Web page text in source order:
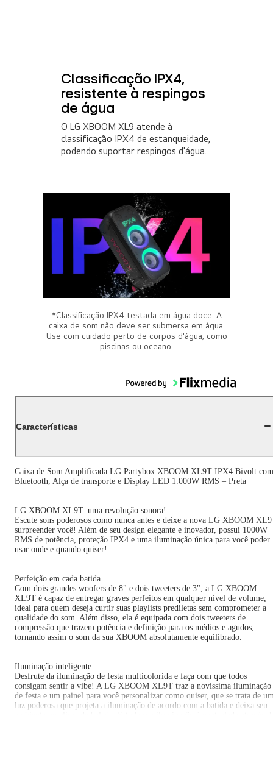
Classificação IPX4,
resistente à respingos
de água
O LG XBOOM XL9 atende à
classificação IPX4 de estanqueidade,
podendo suportar respingos d'água.
*Classificação IPX4 testada em água doce. A
caixa de som não deve ser submersa em água.
Use com cuidado perto de corpos d'água, como
piscinas ou oceano.
Características
Caixa de Som Amplificada LG Partybox XBOOM XL9T IPX4 Bivolt com
Bluetooth, Alça de transporte e Display LED 1.000W RMS – Preta
LG XBOOM XL9T: uma revolução sonora!
Escute sons poderosos como nunca antes e deixe a nova LG XBOOM
surpreender você! Além de seu design elegante e inovador, possui 1000W
RMS de potência, proteção IPX4 e uma iluminação única para você poder
usar onde e quando quiser!
Perfeição em cada batida
Com dois grandes woofers de 8" e dois tweeters de 3", a LG XBOOM
XL9T é capaz de entregar graves perfeitos em qualquer nível de volume,
ideal para quem deseja curtir suas playlists prediletas sem comprometer a
qualidade do som. Além disso, ela é equipada com dois tweeters de
compressão que trazem potência e definição para os médios e agudos,
tornando assim o som da sua XBOOM absolutamente equilibrado.
Iluminação inteligente
Desfrute da iluminação de festa multicolorida e faça com que todos
consigam sentir a vibe! A LG XBOOM XL9T traz a novíssima iluminação
de festa e um painel para você personalizar como quiser, que se trata de
luz poderosa que projeta a iluminação de acordo com a batida e deixa seu